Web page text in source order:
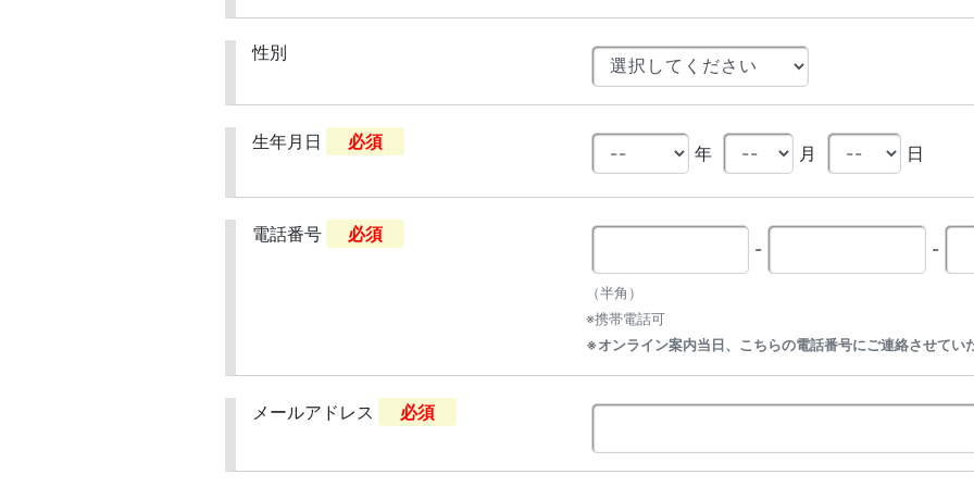
性別
生年月日 必須
年 月 日
電話番号 必須
- -
（半角）
※携帯電話可
※オンライン案内当日、こちらの電話番号にご連絡させてい
メールアドレス 必須